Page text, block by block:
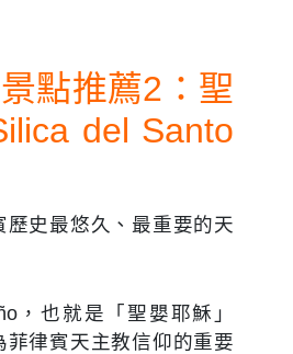
點推薦2：聖
del Santo
史最悠久、最重要的天
，也就是「聖嬰耶穌」
律賓天主教信仰的重要